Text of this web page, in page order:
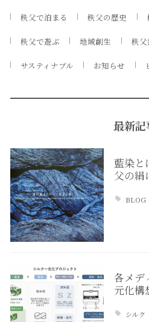
秩父で泊まる 秩父の歴史
秩父で遊ぶ 地域創生 秩父
サスティナブル お知らせ
最新記
藍染と
父の
BLOG
各メデ
元化
シルク